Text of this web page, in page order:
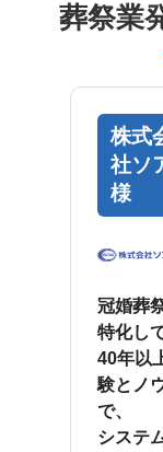
葬祭業
株式
社ソ
様
冠婚葬
特化し
40年以
験とノ
で、
システ